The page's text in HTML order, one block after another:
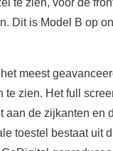
te zien, voor de
Dit is Model B op
meest
te zien. Het full
aan de zijkanten en
toestel bestaat uit